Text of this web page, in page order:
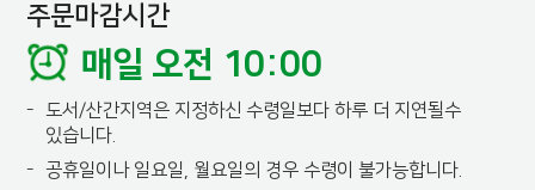
주문마감시간
매일 오전 10:00
-
도서/산간지역은 지정하신 수령일보다 하루 더 지연될수
있습니다.
-
공휴일이나 일요일, 월요일의 경우 수령이 불가능합니다.